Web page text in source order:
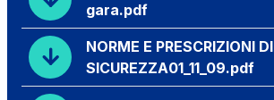
gara.pdf
NORME E PRESCRIZIONI DI
SICUREZZA01_11_09.pdf